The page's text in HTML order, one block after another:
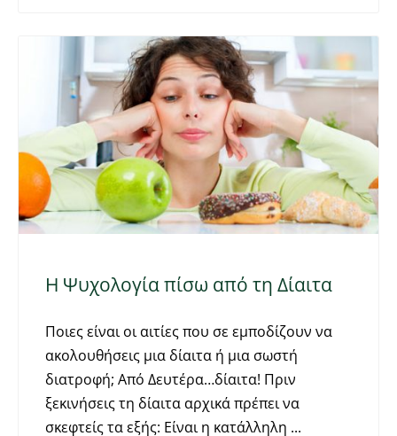
Η Ψυχολογία πίσω από τη Δίαιτα
Ποιες είναι οι αιτίες που σε εμποδίζουν να
ακολουθήσεις μια δίαιτα ή μια σωστή
διατροφή; Από Δευτέρα…δίαιτα! Πριν
ξεκινήσεις τη δίαιτα αρχικά πρέπει να
σκεφτείς τα εξής: Είναι η κατάλληλη